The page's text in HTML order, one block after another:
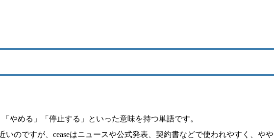
「やめる」「停止する」といった意味を持つ単語です。
いのですが、ceaseはニュースや公式発表、契約書などで使われやすく、やや